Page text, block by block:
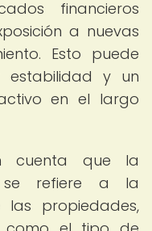
financieros
a nuevas
Esto puede
estabilidad y un
en el largo
cuenta que la
se refiere a la
propiedades,